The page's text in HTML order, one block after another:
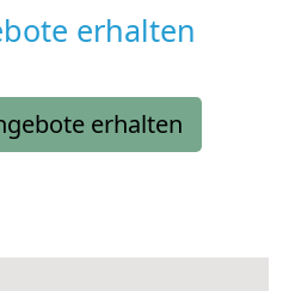
erhalten
erhalten